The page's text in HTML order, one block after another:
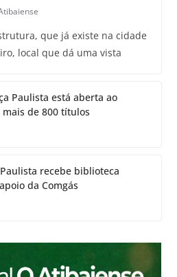
que já existe na cidade
local que dá uma vista
Paulista está aberta ao
de 800 títulos
recebe biblioteca
da Comgás